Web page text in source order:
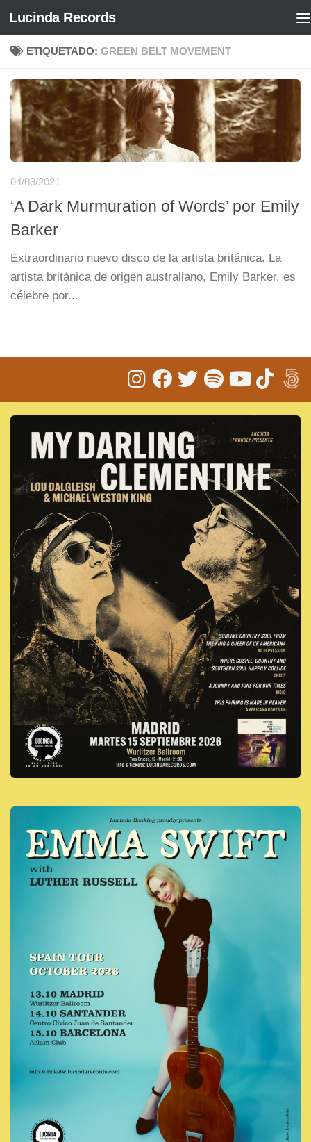
Saltar al contenido
Lucinda Records
ETIQUETADO: GREEN BELT MOVEMENT
04/03/2021
‘A Dark Murmuration of Words’ por Emily
Barker
Extraordinario nuevo disco de la artista británica. La
artista británica de origen australiano, Emily Barker, es
célebre por...